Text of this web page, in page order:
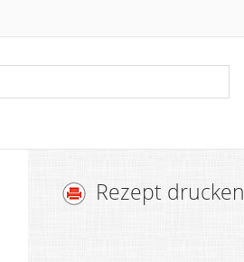
Rezept drucken